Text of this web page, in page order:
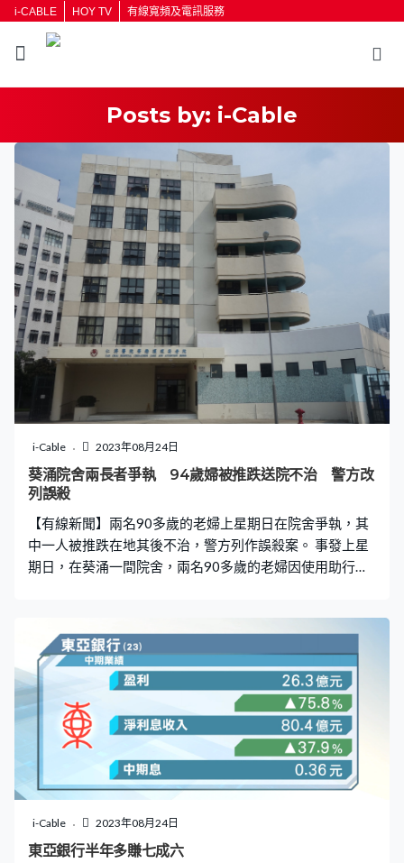
i-CABLE HOY TV 有線寬頻及電訊服務
Posts by: i-Cable
i-Cable 2023年08月24日
葵涌院舍兩長者爭執 94歲婦被推跌送院不治 警方改
列誤殺
【有線新聞】兩名90多歲的老婦上星期日在院舍爭執，其
中一人被推跌在地其後不治，警方列作誤殺案。 事發上星
期日，在葵涌一間院舍，兩名90多歲的老婦因使用助行架
將案件由傷人改列誤殺案，被捕老婦已獲准保釋候查，須
在10月向警方報到。
i-Cable 2023年08月24日
東亞銀行半年多賺七成六